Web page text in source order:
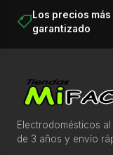
T
d
a
s
recomendaciones.
Los precios más
garantizado
Electrodomésticos
de 3 años y envío